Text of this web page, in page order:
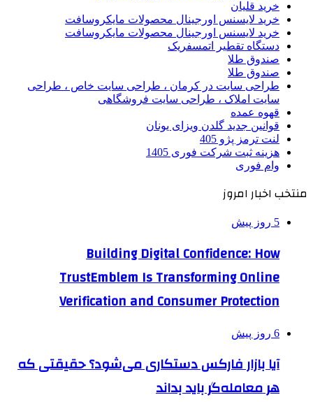
خرید قلیان
خرید لایسنس اورجینال محصولات مایکروسافت
خرید لایسنس اورجینال محصولات مایکروسافت
دستگاه تقطیر اتمسفریک
صندوق طلا
صندوق طلا
طراحی سایت در کرمان ، طراحی سایت خاص ، طراحی
سایت املاک ، طراحی سایت فروشگاهی
قهوه عمده
قوانین جدید گلدن ویزای یونان
لنت ترمز پژو 405
هزینه ثبت شرکت فوری 1405
وام فوری
منتخب اخبار امروز
5 روز پیش
Building Digital Confidence: How
TrustEmblem Is Transforming Online
Verification and Consumer Protection
6 روز پیش
آیا بازار فارکس دستکاری می‌شود؟ حقیقتی که
هر معامله‌گر باید بداند